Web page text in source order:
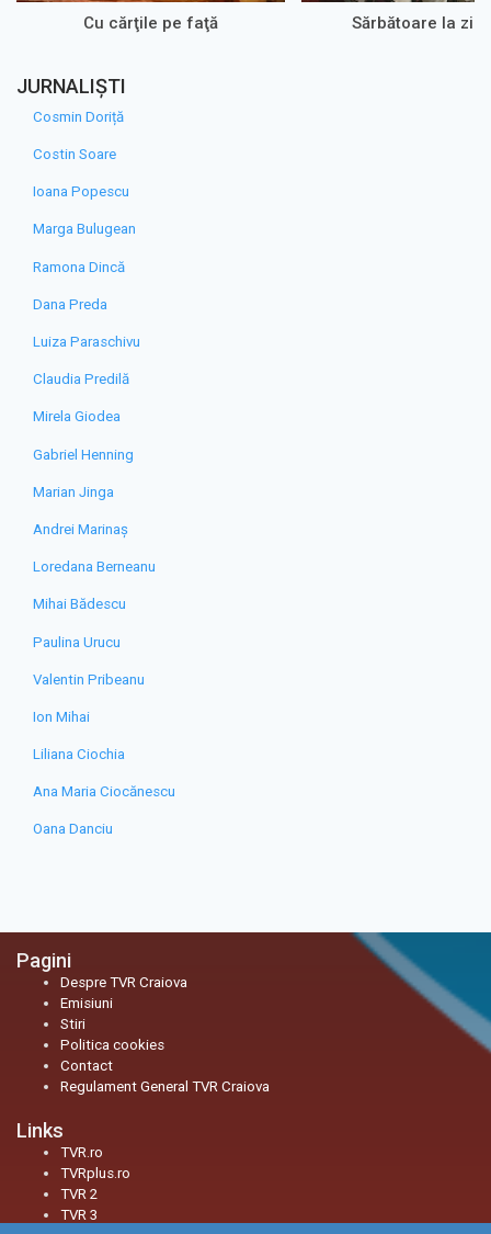
Cu cărţile pe faţă Sărbătoare la zi
JURNALIȘTI
Cosmin Doriță
Costin Soare
Ioana Popescu
Marga Bulugean
Ramona Dincă
Dana Preda
Luiza Paraschivu
Claudia Predilă
Mirela Giodea
Gabriel Henning
Marian Jinga
Andrei Marinaș
Loredana Berneanu
Mihai Bădescu
Paulina Urucu
Valentin Pribeanu
Ion Mihai
Liliana Ciochia
Ana Maria Ciocănescu
Oana Danciu
Pagini
Despre TVR Craiova
Emisiuni
Stiri
Politica cookies
Contact
Regulament General TVR Craiova
Links
TVR.ro
TVRplus.ro
TVR 2
TVR 3